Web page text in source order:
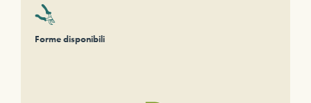
Forme disponibili